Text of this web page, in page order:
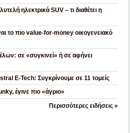
ηλεκτρικά SUV – τι διαθέτει η
το πιο value-for-money οικογενειακό
σε «συγκινεί» ή σε αφήνει
E-Tech: Συγκρίνουμε σε 11 τομείς
έγινε πιο «άγριο»
Περισσότερες ειδήσεις »